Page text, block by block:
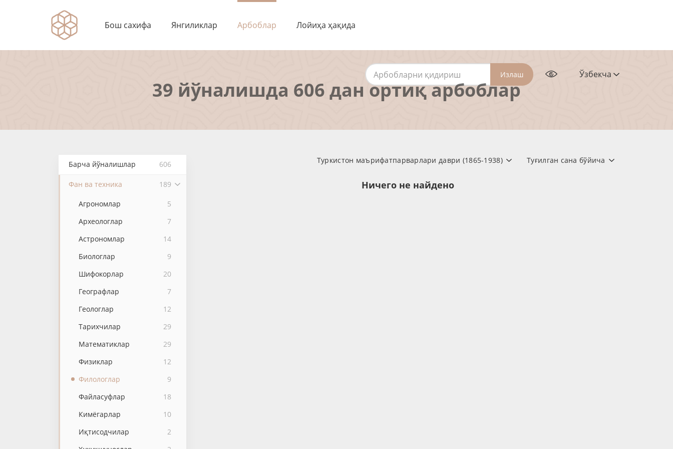
Бош сахифа Янгиликлар Арбоблар Лойиҳа ҳақида
Излаш Ўзбекча
39 йўналишда 606 дан ортиқ арбоблар
Барча йўналишлар 606
Фан ва техника 189
Агрономлар
5
Археологлар
7
Астрономлар
14
Биологлар
9
Шифокорлар
20
Географлар
7
Геологлар
12
Тарихчилар
29
Математиклар
29
Физиклар
12
Филологлар
9
Файласуфлар
18
Кимёгарлар
10
Иқтисодчилар
2
Туғилган сана бўйича
Туркистон маърифатпарварлари даври (1865-1938)
Ничего не найдено